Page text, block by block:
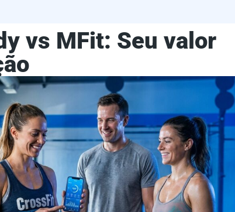
vs MFit: Seu valor